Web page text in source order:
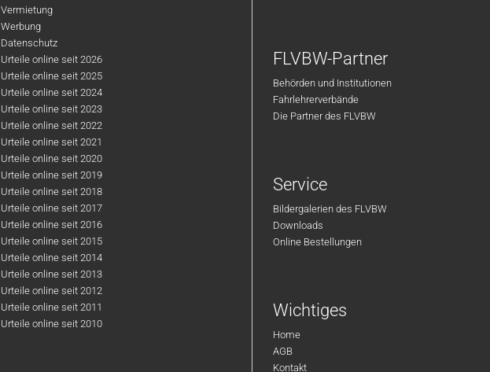
Vermietung
Werbung
Datenschutz
Urteile online seit 2026
Urteile online seit 2025
Urteile online seit 2024
Urteile online seit 2023
Urteile online seit 2022
Urteile online seit 2021
Urteile online seit 2020
Urteile online seit 2019
Urteile online seit 2018
Urteile online seit 2017
Urteile online seit 2016
Urteile online seit 2015
Urteile online seit 2014
Urteile online seit 2013
Urteile online seit 2012
Urteile online seit 2011
Urteile online seit 2010
FLVBW-Partner
Behörden und Institutionen
Fahrlehrerverbände
Die Partner des FLVBW
Service
Bildergalerien des FLVBW
Downloads
Online Bestellungen
Wichtiges
Home
AGB
Kontakt